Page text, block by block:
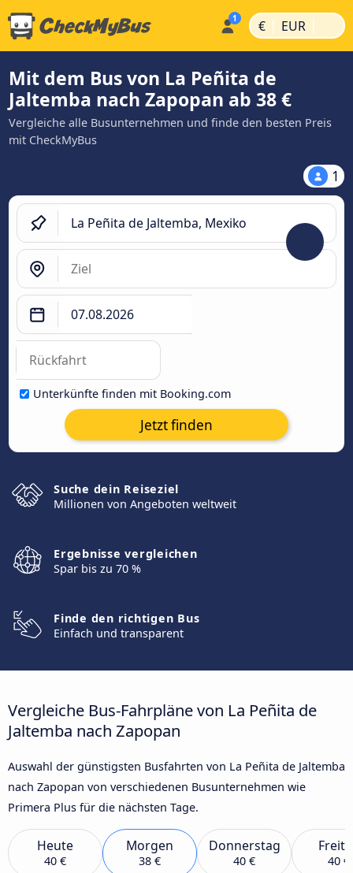
€ | EUR |
Mit dem Bus von La Peñita de
Jaltemba nach Zapopan ab 38 €
Vergleiche alle Busunternehmen und finde den besten Preis
mit CheckMyBus
1
Unterkünfte finden mit Booking.com
Jetzt finden
Suche dein Reiseziel
Millionen von Angeboten weltweit
Ergebnisse vergleichen
Spar bis zu 70 %
Finde den richtigen Bus
Einfach und transparent
Vergleiche Bus-Fahrpläne von La Peñita de
Jaltemba nach Zapopan
Auswahl der günstigsten Busfahrten von La Peñita de Jaltemba
nach Zapopan von verschiedenen Busunternehmen wie
Primera Plus für die nächsten Tage.
Heute
40 €
Morgen
38 €
Donnerstag
40 € 40 €